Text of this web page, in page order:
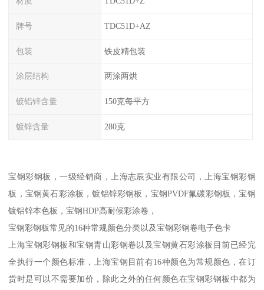
牌号 TDC51D+AZ
包装 铁皮精包装
涂层结构 两涂两烘
镀铝锌含量 150克每平方
镀锌含量 280克
宝钢彩钢板，一级经销商，上海志辰实业有限公司，上海宝钢彩钢
板，宝钢黄石彩涂板，镀铝锌彩钢板，宝钢PVDF氟碳彩钢板，宝钢
镀铝锌本色板，宝钢HDP高耐候彩涂卷，
宝钢彩钢板常见的16种常规颜色分类以及宝钢彩钢卷电子色卡
上海宝钢彩钢板和宝钢青山彩钢卷以及宝钢黄石彩涂板目前已经完
全执行一个颜色标准，上海宝钢目前有16种颜色为常规颜色，在订
货时是可以不需要加价，除此之外的任何颜色在宝钢彩钢板中都为